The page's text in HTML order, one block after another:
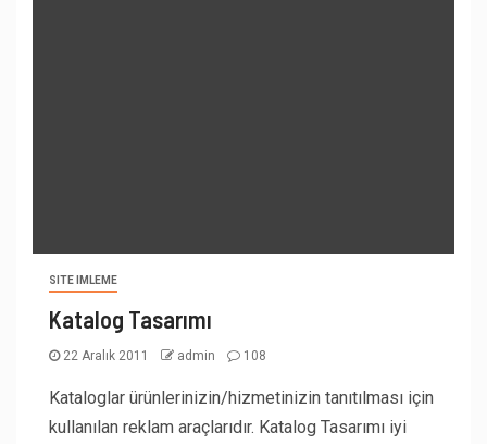
SITE IMLEME
Katalog Tasarımı
22 Aralık 2011 admin 108
Kataloglar ürünlerinizin/hizmetinizin tanıtılması için
kullanılan reklam araçlarıdır. Katalog Tasarımı iyi